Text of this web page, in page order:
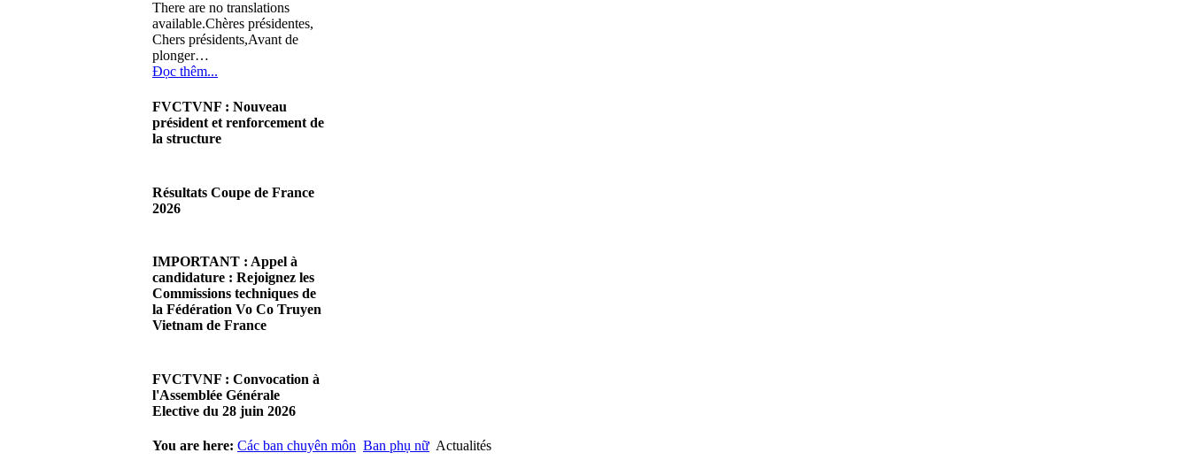
There are no translations
available.Chères présidentes,
Chers présidents,Avant de
plonger…
Đọc thêm...
FVCTVNF : Nouveau
président et renforcement de
la structure
There are no translations
available.Chères Présidentes,
Đọc thêm...
Résultats Coupe de France
2026
There are no translations
available.Cliquez sur ce lien
pour accéder aux résultats
Đọc thêm...
IMPORTANT : Appel à
candidature : Rejoignez les
Commissions techniques de
la Fédération Vo Co Truyen
Vietnam de France
There are no translations
available.Madame la
Présidente, Monsieur le
Đọc thêm...
FVCTVNF : Convocation à
l'Assemblée Générale
Elective du 28 juin 2026
23/05/2026 23:00
You are here: Các ban chuyên môn Ban phụ nữ Actualités